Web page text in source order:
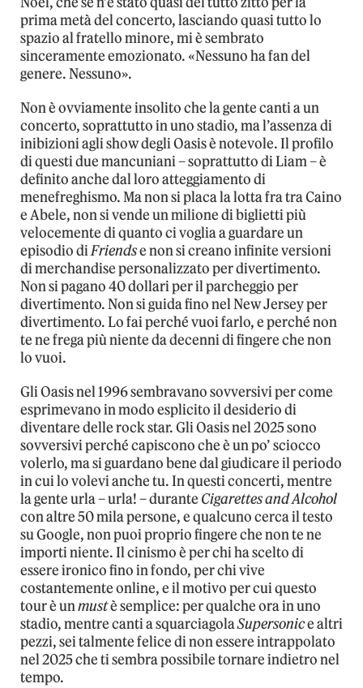
prima metà del concerto, lasciando quasi tutto lo
spazio al fratello minore, mi è sembrato
sinceramente emozionato. «Nessuno ha fan del
genere. Nessuno».
Non è ovviamente insolito che la gente canti a un
concerto, soprattutto in uno stadio, ma l’assenza di
inibizioni agli show degli Oasis è notevole. Il profilo
di questi due mancuniani – soprattutto di Liam – è
definito anche dal loro atteggiamento di
menefreghismo. Ma non si placa la lotta fra tra Caino
e Abele, non si vende un milione di biglietti più
velocemente di quanto ci voglia a guardare un
episodio diFriendse non si creano infinite versioni
di merchandise personalizzato per divertimento.
Non si pagano 40 dollari per il parcheggio per
divertimento. Non si guida fino nel New Jersey per
divertimento. Lo fai perché vuoi farlo, e perché non
te ne frega più niente da decenni di fingere che non
lo vuoi.
Gli Oasis nel 1996 sembravano sovversivi per come
esprimevano in modo esplicito il desiderio di
diventare delle rock star. Gli Oasis nel 2025 sono
sovversivi perché capiscono che è un po’ sciocco
volerlo, ma si guardano bene dal giudicare il periodo
in cui lo volevi anche tu. In questi concerti, mentre
la gente urla – urla! – durante Cigarettes and Alcohol
con altre 50 mila persone, e qualcuno cerca il testo
su Google, non puoi proprio fingere che non te ne
importi niente. Il cinismo è per chi ha scelto di
essere ironico fino in fondo, per chi vive
costantemente online, e il motivo per cui questo
tour è unmustè semplice: per qualche ora in uno
stadio, mentre canti a squarciagolaSupersonice altri
pezzi, sei talmente felice di non essere intrappolato
nel 2025 che ti sembra possibile tornare indietro nel
tempo.